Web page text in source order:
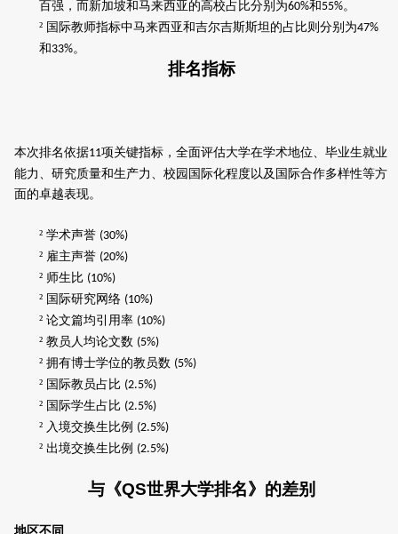
百强，而新加坡和马来西亚的高校占比分别为60%和 55%。
² 国际教师指标中马来西亚和吉尔吉斯斯坦的占比则分别为47%
和 33%。
排名指标
本次排名依据11项关键指标，全面评估大学在学术地位、毕业生就业
能力、研究质量和生产力、校园国际化程度以及国际合作多样性等方
面的卓越表现。
² 学术声誉 (30%)
² 雇主声誉 (20%)
² 师生比 (10%)
² 国际研究网络 (10%)
² 论文篇均引用率 (10%)
² 教员人均论文数 (5%)
² 拥有博士学位的教员数 (5%)
² 国际教员占比 (2.5%)
² 国际学生占比 (2.5%)
² 入境交换生比例 (2.5%)
² 出境交换生比例 (2.5%)
与《QS世界大学排名》的差别
地区不同